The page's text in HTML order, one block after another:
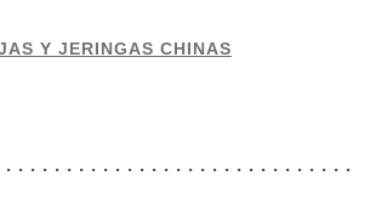
Y JERINGAS CHINAS